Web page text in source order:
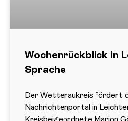
Wochenrückblick in
Sprache
Der Wetteraukreis fördert
Nachrichtenportal in